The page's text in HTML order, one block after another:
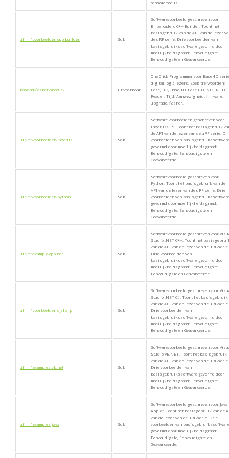
consolemodus
ufr-mf-voorbeelden-cpp-builder Sdk
Softwarevoorbeeld geschreven voor
Embarcadero C++ Builder. Toont het
basisgebruik van de API van de lezer
de uRF-serie. Drie voorbeelden van
basisgebruikssoftware gevormd door
moeilijkheidsgraad: Eenvoudigste,
Eenvoudigste en Geavanceerde.
basehd-flasher-oneclick Uitvoerbaar
One Click Programmer voor BaseHD-serie
digital logic-lezers. Zoek trefwoorden:
Base, HD, BaseHD, Base HD, NFC, RFID,
Reader, Tijd, Aanwezigheid, firmware,
upgrade, flasher.
ufr-mf-voorbeelden-lazarus Sdk
Software voorbeelden geschreven voor
Lazarus/FPC. Toont het basisgebruik
de API van de lezer van de uRF-serie.
voorbeelden van basisgebruikssoftware
gevormd door moeilijkheidsgraad:
Eenvoudigste, Eenvoudigste en
Geavanceerde.
ufr-mf-voorbeelden-python Sdk
Softwarevoorbeeld geschreven voor
Python. Toont het basisgebruik van de
API van de lezer van de uRF-serie. Drie
voorbeelden van basisgebruikssoftware
gevormd door moeilijkheidsgraad:
Eenvoudigste, Eenvoudigste en
Geavanceerde.
ufr-mf-example-cpp.net Sdk
Softwarevoorbeeld geschreven voor
Studio .NET C++. Toont het
van de API van de lezer van de uRF-serie.
Drie voorbeelden van
basisgebruikssoftware gevormd door
moeilijkheidsgraad: Eenvoudigste,
Eenvoudigste en Geavanceerde.
ufr-mf-voorbeelden-c_sharp Sdk
Softwarevoorbeeld geschreven voor
Studio .NET C#. Toont het basisgebruik
van de API van de lezer van de uRF-serie.
Drie voorbeelden van
basisgebruikssoftware gevormd door
moeilijkheidsgraad: Eenvoudigste,
Eenvoudigste en Geavanceerde.
ufr-mf-examples-vb.net Sdk
Softwarevoorbeeld geschreven voor
Studio VB.NET. Toont het basisgebruik
van de API van de lezer van de uRF-serie.
Drie voorbeelden van
basisgebruikssoftware gevormd door
moeilijkheidsgraad: Eenvoudigste,
Eenvoudigste en Geavanceerde.
ufr-mf-examples-java Sdk
Softwarevoorbeeld geschreven voor Java
Applet. Toont het basisgebruik van de
van de lezer van de uRF-serie. Drie
voorbeelden van basisgebruikssoftware
gevormd door moeilijkheidsgraad:
Eenvoudigste, Eenvoudigste en
Geavanceerde.